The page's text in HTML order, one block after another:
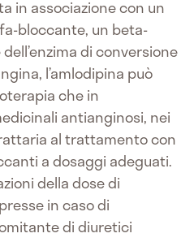
in associazione con un
bloccante, un beta-
di conversione
l’amlodipina può
che in
antianginosi, nei
al trattamento con
a dosaggi adeguati.
della dose di
in caso di
di diuretici